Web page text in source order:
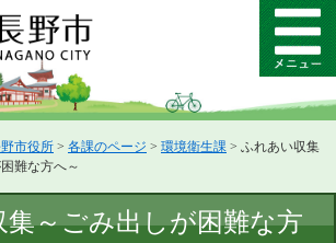
メ
ニ
ー
市役所 > 各課のページ > 環境衛生課 > ふれあい収集
難な方へ～
～ごみ出しが困難な方